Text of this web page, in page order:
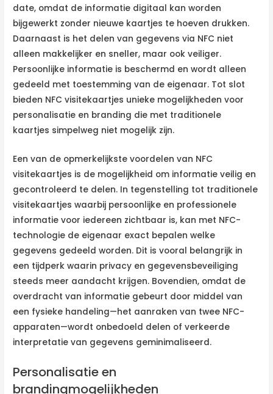
date, omdat de informatie digitaal kan worden
bijgewerkt zonder nieuwe kaartjes te hoeven drukken.
Daarnaast is het delen van gegevens via NFC niet
alleen makkelijker en sneller, maar ook veiliger.
Persoonlijke informatie is beschermd en wordt alleen
gedeeld met toestemming van de eigenaar. Tot slot
bieden NFC visitekaartjes unieke mogelijkheden voor
personalisatie en branding die met traditionele
kaartjes simpelweg niet mogelijk zijn.
Een van de opmerkelijkste voordelen van NFC
visitekaartjes is de mogelijkheid om informatie veilig en
gecontroleerd te delen. In tegenstelling tot traditionele
visitekaartjes waarbij persoonlijke en professionele
informatie voor iedereen zichtbaar is, kan met NFC-
technologie de eigenaar exact bepalen welke
gegevens gedeeld worden. Dit is vooral belangrijk in
een tijdperk waarin privacy en gegevensbeveiliging
steeds meer aandacht krijgen. Bovendien, omdat de
overdracht van informatie gebeurt door middel van
een fysieke handeling—het aanraken van twee NFC-
apparaten—wordt onbedoeld delen of verkeerde
interpretatie van gegevens geminimaliseerd.
Personalisatie en
brandingmogelijkheden